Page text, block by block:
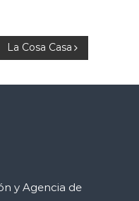
La Cosa Casa
y Agencia de